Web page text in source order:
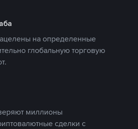
на определенные
глобальную торговую
миллионы
сделки с